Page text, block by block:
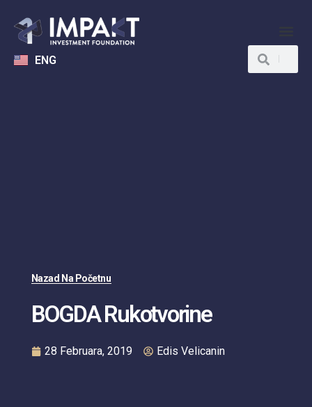
ENG
Nazad Na Početnu
BOGDA Rukotvorine
28 Februara, 2019 Edis Velicanin